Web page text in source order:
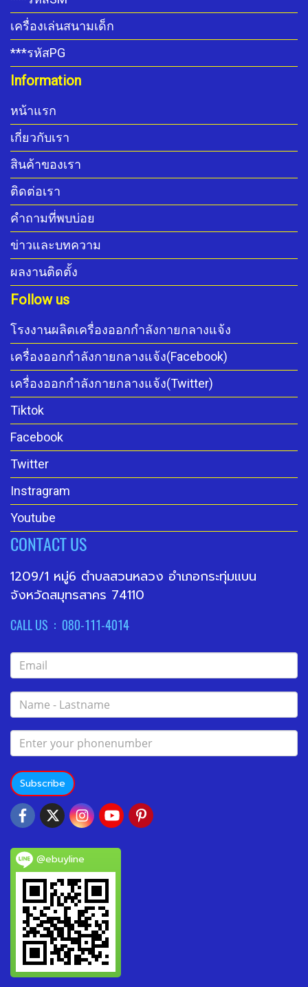
เครื่องเล่นสนามเด็ก
***รหัสPG
Information
หน้าแรก
เกี่ยวกับเรา
สินค้าของเรา
ติดต่อเรา
คำถามที่พบบ่อย
ข่าวและบทความ
ผลงานติดตั้ง
Follow us
โรงงานผลิตเครื่องออกกำลังกายกลางแจ้ง
เครื่องออกกำลังกายกลางแจ้ง(Facebook)
เครื่องออกกำลังกายกลางแจ้ง(Twitter)
Tiktok
Facebook
Twitter
Instragram
Youtube
CONTACT US
1209/1 หมู่6 ตำบลสวนหลวง อำเภอกระทุ่มแบน
จังหวัดสมุทรสาคร 74110
CALL US : 080-111-4014
Subscribe
@ebuyline